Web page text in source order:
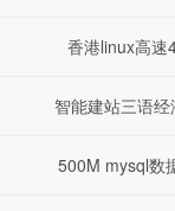
香港linux高速
智能建站三语经
500M mysql数